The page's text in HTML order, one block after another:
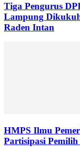
Tiga Pengurus
Lampung
Raden Intan
HMPS Ilmu
Partisipasi